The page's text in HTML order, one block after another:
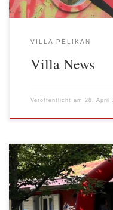
VILLA PELIKAN
Villa News
Veröffentlicht am 28. April
Offene Kinder- und
Jugendclubs oder